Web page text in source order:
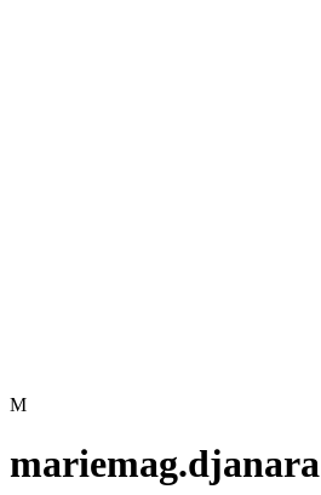
M
mariemag.djanara